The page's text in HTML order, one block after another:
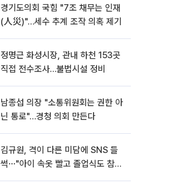
경기도의회 국힘 "7조 채무는 인재
(人災)"…세수 추계 조작 의혹 제기
정명근 화성시장, 관내 하천 153곳
직접 전수조사…불법시설 정비
남종섭 의장 "소통위원회는 권한 아
닌 통로"…경청 의회 만든다
김규원, 격이 다른 미담에 SNS 들
썩⋯"아이 속옷 빨고 졸업식도 참